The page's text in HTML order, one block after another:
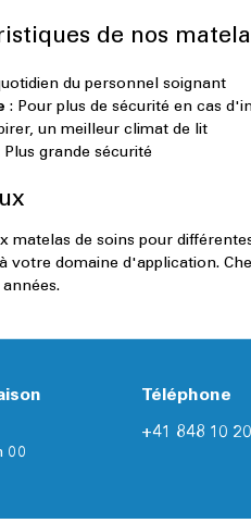
de nos
du personnel soignant
: Pour plus de sécurité en cas
un meilleur climat de lit
Plus grande sécurité
matelas de soins pour
votre domaine d'application.
00
Téléphone
+41 848 10